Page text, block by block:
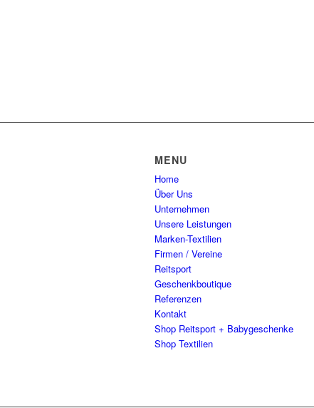
MENU
Home
Über Uns
Unternehmen
Unsere Leistungen
Marken-Textilien
Firmen / Vereine
Reitsport
Geschenkboutique
Referenzen
Kontakt
Shop Reitsport + Babygeschenke
Shop Textilien